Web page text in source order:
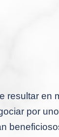
resultar
por